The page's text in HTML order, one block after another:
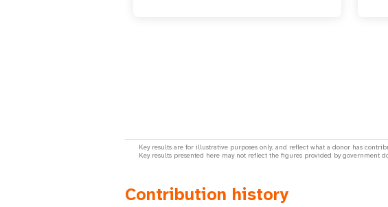
Key results are for illustrative purposes only, and reflect what a donor has
Key results presented here may not reflect the figures provided by government
Contribution history